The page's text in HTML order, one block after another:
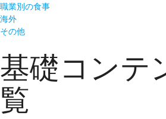
職業別の食事
海外
その他
基礎コンテ
覧